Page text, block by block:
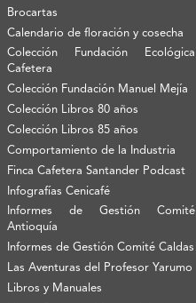
Brocartas
Calendario de floración y cosecha
Colección Fundación Ecológica
Cafetera
Colección Fundación Manuel Mejía
Colección Libros 80 años
Colección Libros 85 años
Comportamiento de la Industria
Finca Cafetera Santander Podcast
Infografías Cenicafé
Informes de Gestión Comité
Antioquía
Informes de Gestión Comité Caldas
Las Aventuras del Profesor Yarumo
Libros y Manuales